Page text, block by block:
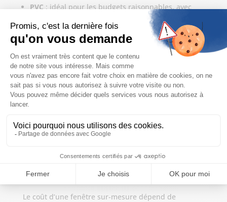
PVC : idéal pour les budgets raisonnables, avec
Aluminium
: parfait pour les grandes ouvertures,
les styles modernes et les finitions soignées.
Bois: idéal pour le charme traditionnel,
l’authenticité et l’excellente isolation.
Mixte bois/alu: le meilleur des deux mondes :
chaleur intérieure du bois et robustesse
Chaque matériau peut être décliné en une multitude
fenêtre vraiment unique.
Combien coûte une fenêtre sur-mesure ?
Le coût d’une fenêtre sur-mesure dépend de